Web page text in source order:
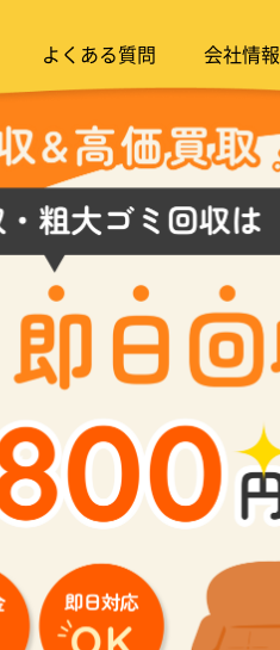
よくある質問 会社情報